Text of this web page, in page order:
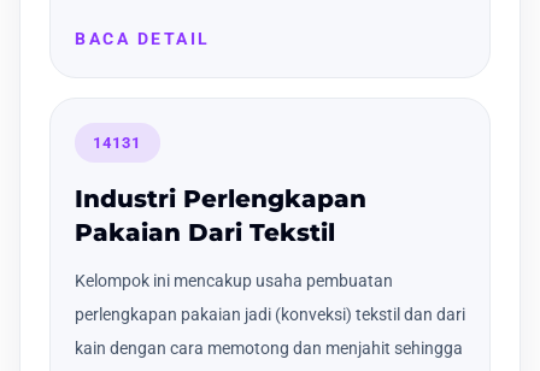
BACA DETAIL
14131
Industri Perlengkapan
Pakaian Dari Tekstil
Kelompok ini mencakup usaha pembuatan
perlengkapan pakaian jadi (konveksi) tekstil dan dari
kain dengan cara memotong dan menjahit sehingga